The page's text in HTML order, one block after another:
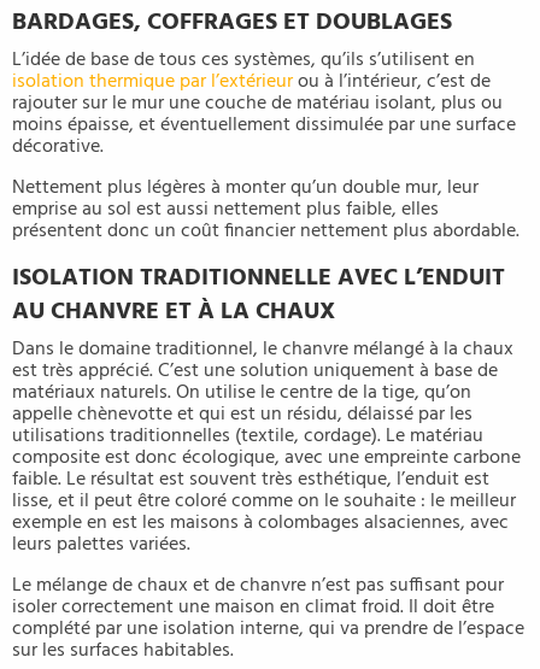
BARDAGES, COFFRAGES ET DOUBLAGES
L’idée de base de tous ces systèmes, qu’ils s’utilisent en
isolation thermique par l’extérieurou à l’intérieur, c’est de
rajouter sur le mur une couche de matériau isolant, plus ou
moins épaisse, et éventuellement dissimulée par une surface
décorative.
Nettement plus légères à monter qu’un double mur, leur
emprise au sol est aussi nettement plus faible, elles
présentent donc un coût financier nettement plus abordable.
ISOLATION TRADITIONNELLE AVEC L’ENDUIT
AU CHANVRE ET À LA CHAUX
Dans le domaine traditionnel, le chanvre mélangé à la chaux
est très apprécié. C’est une solution uniquement à base de
matériaux naturels. On utilise le centre de la tige, qu’on
appelle chènevotte et qui est un résidu, délaissé par les
utilisations traditionnelles (textile, cordage). Le matériau
composite est donc écologique, avec une empreinte carbone
faible. Le résultat est souvent très esthétique, l’enduit est
lisse, et il peut être coloré comme on le souhaite : le meilleur
exemple en est les maisons à colombages alsaciennes, avec
leurs palettes variées.
Le mélange de chaux et de chanvre n’est pas suffisant pour
isoler correctement une maison en climat froid. Il doit être
complété par une isolation interne, qui va prendre de l’espace
sur les surfaces habitables.